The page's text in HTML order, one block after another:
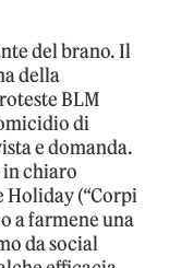
del brano. Il
della
BLM
di
e domanda.
in chiaro
(“Corpi
a farmene una
da social